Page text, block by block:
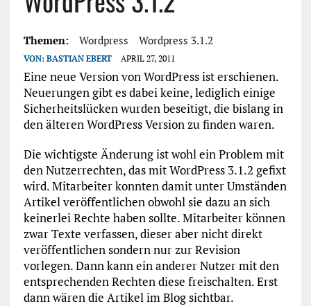
Themen: Wordpress Wordpress 3.1.2
VON: BASTIAN EBERT APRIL 27, 2011
Eine neue Version von WordPress ist erschienen.
Neuerungen gibt es dabei keine, lediglich einige
Sicherheitslücken wurden beseitigt, die bislang in
den älteren WordPress Version zu finden waren.
Die wichtigste Änderung ist wohl ein Problem mit
den Nutzerrechten, das mit WordPress 3.1.2 gefixt
wird. Mitarbeiter konnten damit unter Umständen
Artikel veröffentlichen obwohl sie dazu an sich
keinerlei Rechte haben sollte. Mitarbeiter können
zwar Texte verfassen, dieser aber nicht direkt
veröffentlichen sondern nur zur Revision
vorlegen. Dann kann ein anderer Nutzer mit den
entsprechenden Rechten diese freischalten. Erst
dann wären die Artikel im Blog sichtbar.